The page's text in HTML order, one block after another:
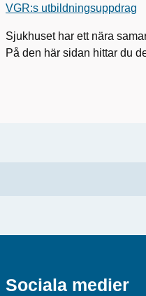
VGR:s utbildningsuppdrag
Sjukhuset har ett nära
På den här sidan hittar du
Sociala medier